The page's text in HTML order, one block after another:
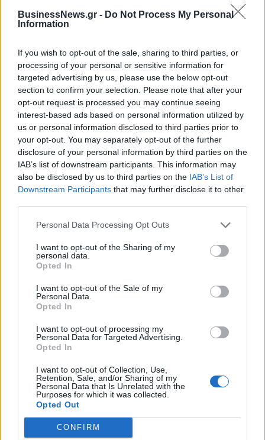
BusinessNews.gr - Do Not Process My Personal
Information
If you wish to opt-out of the sale, sharing to third parties, or
processing of your personal or sensitive information for
targeted advertising by us, please use the below opt-out
section to confirm your selection. Please note that after your
opt-out request is processed you may continue seeing
interest-based ads based on personal information utilized by
us or personal information disclosed to third parties prior to
your opt-out. You may separately opt-out of the further
disclosure of your personal information by third parties on the
IAB’s list of downstream participants. This information may
also be disclosed by us to third parties on the IAB’s List of
Downstream Participants that may further disclose it to other
Personal Data Processing Opt Outs
I want to opt-out of the Sharing of my
personal data.
Opted In
I want to opt-out of the Sale of my
Personal Data.
Opted In
I want to opt-out of processing my
Personal Data for Targeted Advertising.
Opted In
I want to opt-out of Collection, Use,
Retention, Sale, and/or Sharing of my
Personal Data that Is Unrelated with the
Purposes for which it was collected.
Opted Out
CONFIRM
10/01/2018 - 02:00
Τηλεοπτικές άδειες: Λήγει
σήμερα στις 15:00 η
11/01/2018 - 02:00
για την ενίσχυση της βιοασφάλειας
07/08/2026 - 17:02
Deloitte Ελλάδος: Χρηματοοικονομικός σύμβουλος
της ΔΕΗ για την είσοδο στην πολωνική αγορά
ενέργειας
07/08/2026 - 16:38 ΕΠΙΧΕΙΡΗΣΕΙΣ
Στρατηγική επένδυση του EFA GROUP στη Fractal
για την ανάπτυξη προηγμένων αμυντικών
τεχνολογιών
07/08/2026 - 16:11 ΕΠΙΧΕΙΡΗΣΕΙΣ